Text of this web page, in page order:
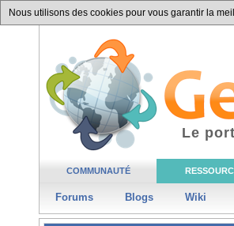
Nous utilisons des cookies pour vous garantir la
COMMUNAUTÉ
Forums Blogs Wiki
Le